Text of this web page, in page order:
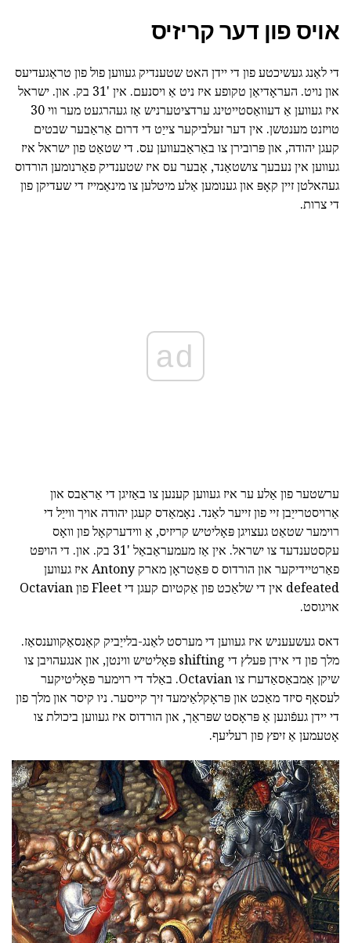
אויס פון דער קריזיס
די לאַנג געשיכטע פון די יידן האט שטענדיק געווען פול פון טראַגעדיעס
און נויט. העראָדיאַן טקופע איז ניט אַ ויסנעם. אין '31 בק. און. ישראל
איז געווען אַ דעוואַסטייטינג ערדציטערניש אַז געהרגעט מער ווי 30
טויזנט מענטשן. אין דער זעלביקער צייַט די דרום אַראַבער שבטים
קעגן יהודה, און פּרובירן צו באַראַבעווען עס. די שטאַט פון ישראל איז
געווען אין נעבעך צושטאַנד, אָבער עס איז שטענדיק פאַרנומען הורדוס
געהאלטן זיין קאָפּ און גענומען אַלע מיטלען צו מינאַמייז די שעדיקן פון
די צרות.
ad
ערשטער פון אַלע ער איז געווען קענען צו באַזיגן די אַראַבס און
אַרויסטרייַבן זיי פון זייער לאַנד. נאָמאַדס קעגן יהודה אויך ווייַל די
רוימער שטאַט געצויגן פּאָליטיש קריזיס, אַ ווידערקאָל פון וואָס
עקסטענדעד צו ישראל. אין אַז מעמעראַבאַל '31 בק. און. די הויפּט
פאַרטיידיקער און הורדוס ס פּאַטראָן מארק Antony איז געווען
defeated אין די שלאַכט פון אַקטיום קעגן די Fleet פון Octavian
אויגוסט.
דאס געשעעניש איז געווען די מערסט לאַנג-בלייַביק קאַנסאַקווענסאַז.
מלך פון די אידן פּעלץ די shifting פּאָליטיש ווינטן, און אנגעהויבן צו
שיקן אַמבאַסאַדערז צו Octavian. באַלד די רוימער פּאָליטיקער
לעסאָף סיזד מאַכט און פּראָקלאַימעד זיך קייסער. ניו קיסר און מלך פון
די יידן געפֿונען אַ פּראָסט שפּראַך, און הורדוס איז געווען ביכולת צו
אָטעמען אַ זיפץ פון רעליעף.